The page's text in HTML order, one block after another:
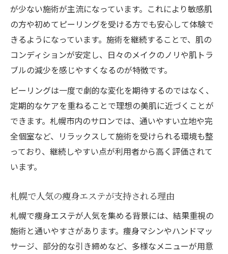
が少ない施術が主流になっています。これにより敏感肌
の方や初めてピーリングを受ける方でも安心して体験で
きるようになっています。施術を継続することで、肌の
コンディションが安定し、日々のメイクのノリや肌トラ
ブルの減少を感じやすくなるのが特徴です。
ピーリングは一度で劇的な変化を期待するのではなく、
定期的なケアを重ねることで理想の美肌に近づくことが
できます。札幌市内のサロンでは、通いやすい立地や完
全個室など、リラックスして施術を受けられる環境も整
っており、継続しやすい点が利用者から高く評価されて
います。
札幌で人気の痩身エステが支持される理由
札幌で痩身エステが人気を集める背景には、結果重視の
施術と通いやすさがあります。痩身マシンやハンドマッ
サージ、部分的な引き締めなど、多様なメニューが用意